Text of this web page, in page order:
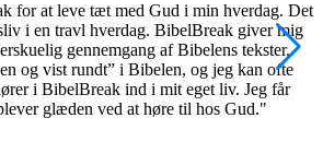
for at leve tæt med Gud i min hverdag. Det
i en travl hverdag. BibelBreak giver mig
gennemgang af Bibelens tekster.
og vist rundt” i Bibelen, og jeg kan ofte
i BibelBreak ind i mit eget liv. Jeg får
glæden ved at høre til hos Gud."